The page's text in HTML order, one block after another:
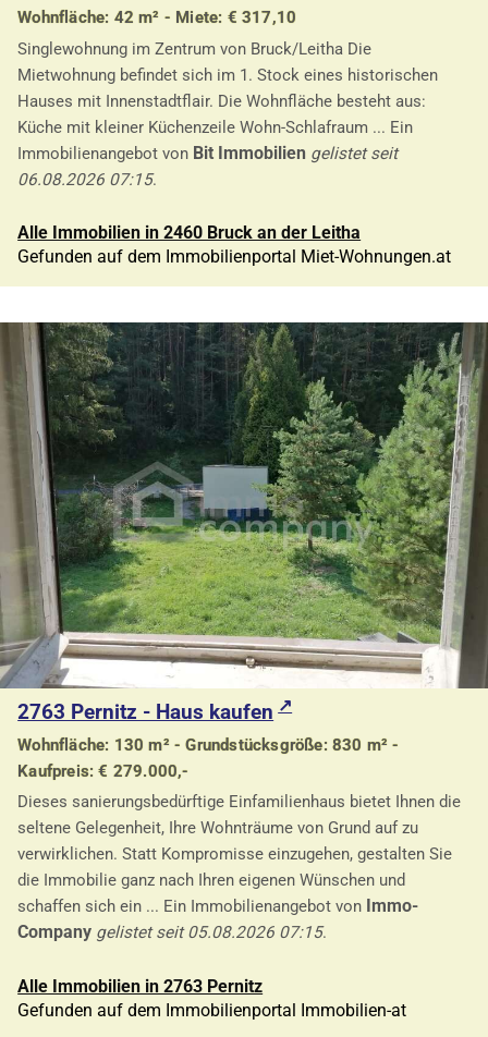
Wohnfläche: 42 m² - Miete: € 317,10
Singlewohnung im Zentrum von Bruck/Leitha Die
Mietwohnung befindet sich im 1. Stock eines historischen
Hauses mit Innenstadtflair. Die Wohnfläche besteht aus:
Küche mit kleiner Küchenzeile Wohn-Schlafraum ... Ein
Immobilienangebot von Bit Immobilien gelistet seit
06.08.2026 07:15.
Alle Immobilien in 2460 Bruck an der Leitha
Gefunden auf dem Immobilienportal Miet-Wohnungen.at
2763 Pernitz - Haus kaufen
Wohnfläche: 130 m² - Grundstücksgröße: 830 m² -
Kaufpreis: € 279.000,-
Dieses sanierungsbedürftige Einfamilienhaus bietet Ihnen die
seltene Gelegenheit, Ihre Wohnträume von Grund auf zu
verwirklichen. Statt Kompromisse einzugehen, gestalten Sie
die Immobilie ganz nach Ihren eigenen Wünschen und
schaffen sich ein ... Ein Immobilienangebot von Immo-
Company gelistet seit 05.08.2026 07:15.
Alle Immobilien in 2763 Pernitz
Gefunden auf dem Immobilienportal Immobilien-at